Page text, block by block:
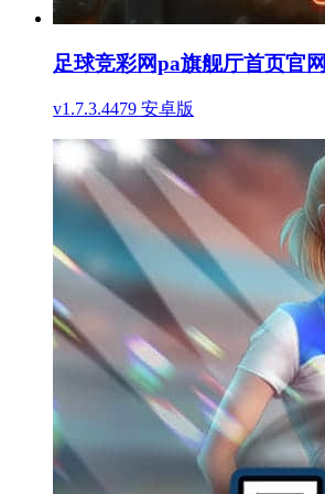
足球竞彩网pa旗舰厅首页官网
v1.7.3.4479 安卓版